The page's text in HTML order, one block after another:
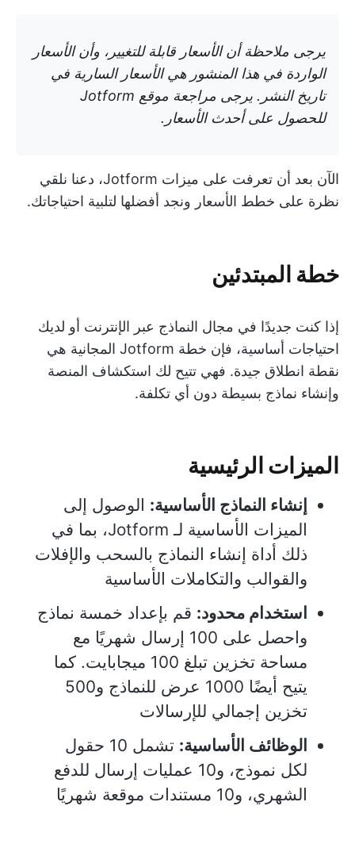
يرجى ملاحظة أن الأسعار قابلة للتغيير، وأن الأسعار
الواردة في هذا المنشور هي الأسعار السارية في
تاريخ النشر. يرجى مراجعة موقع Jotform
للحصول على أحدث الأسعار.
الآن بعد أن تعرفت على ميزات Jotform، دعنا نلقي
نظرة على خطط الأسعار ونجد أفضلها لتلبية احتياجاتك.
خطة المبتدئين
إذا كنت جديدًا في مجال النماذج عبر الإنترنت أو لديك
احتياجات أساسية، فإن خطة Jotform المجانية هي
نقطة انطلاق جيدة. فهي تتيح لك استكشاف المنصة
وإنشاء نماذج بسيطة دون أي تكلفة.
الميزات الرئيسية
إنشاء النماذج الأساسية: الوصول إلى
الميزات الأساسية لـ Jotform، بما في
ذلك أداة إنشاء النماذج بالسحب والإفلات
والقوالب والتكاملات الأساسية
استخدام محدود: قم بإعداد خمسة نماذج
واحصل على 100 إرسال شهريًا مع
مساحة تخزين تبلغ 100 ميجابايت. كما
يتيح أيضًا 1000 عرض للنماذج و500
تخزين إجمالي للإرسالات
الوظائف الأساسية:
تشمل 10 حقول
لكل نموذج، و10 عمليات إرسال للدفع
الشهري، و10 مستندات موقعة شهريًا